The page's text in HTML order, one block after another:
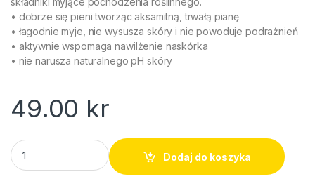
• dobrze się pieni tworząc aksamitną, trwałą pianę
• łagodnie myje, nie wysusza skóry i nie powoduje podrażnień
• aktywnie wspomaga nawilżenie naskórka
• nie narusza naturalnego pH skóry
49.00 kr
Mydło w żelu dla dzieci Ziaja 500ml quantity
Dodaj do koszyka